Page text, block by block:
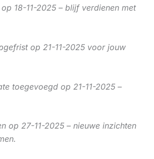
18-11-2025 – blijf verdienen met
op 21-11-2025 voor jouw
toegevoegd op 21-11-2025 –
op 27-11-2025 – nieuwe inzichten